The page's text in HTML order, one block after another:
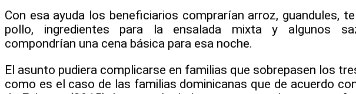
Con esa ayuda los beneficiarios comprarían arroz, guandules,
pollo, ingredientes para la ensalada mixta y algunos
compondrían una cena básica para esa noche.
El asunto pudiera complicarse en familias que sobrepasen los
como es el caso de las familias dominicanas que de acuerdo